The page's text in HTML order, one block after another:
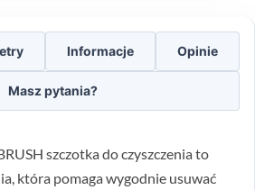
Informacje Opinie
Masz pytania?
szczotka do czyszczenia to
która pomaga wygodnie usuwać